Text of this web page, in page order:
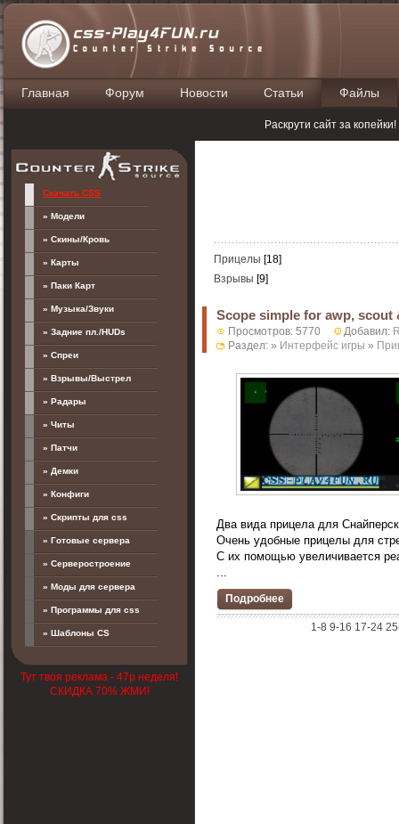
Главная Форум Новости Статьи Файлы
Раскрути сайт за
Прицелы [18]
Взрывы [9]
Scope simple for awp, scout
Просмотров: 5770 Добавил:
Раздел: » Интерфейс игры »
Два вида прицела для
Очень удобные прицелы для
С их помощью увеличивается
Подробнее
1-8 9-16 17-24
Скачать CSS
» Модели
» Скины/Кровь
» Карты
» Паки Карт
» Музыка/Звуки
» Задние пл./HUDs
» Спреи
» Взрывы/Выстрел
» Радары
» Читы
» Патчи
» Демки
» Конфиги
» Скрипты для css
» Готовые сервера
» Серверостроение
» Моды для сервера
» Программы для css
» Шаблоны CS
Тут твоя реклама - 47р неделя!
СКИДКА 70% ЖМИ!